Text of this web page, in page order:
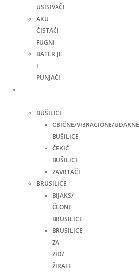
USISIVAČI
AKU
ČISTAČI
FUGNI
BATERIJE
I
PUNJAČI
BUŠILICE
OBIČNE/VIBRACIONE/UDARNE
BUŠILICE
ČEKIĆ
BUŠILICE
ZAVRTAČI
BRUSILICE
BIJAKS/
ČEONE
BRUSILICE
BRUSILICE
ZA
ZID/
ŽIRAFE